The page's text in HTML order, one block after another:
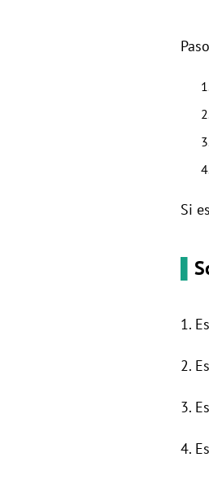
Si
1.
2.
3.
4.